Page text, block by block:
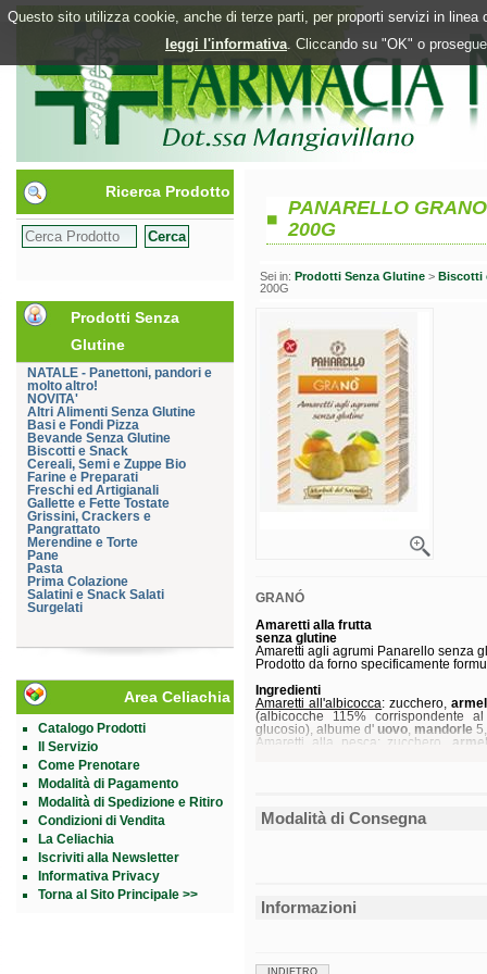
Questo sito utilizza cookie, anche di terze parti, per proporti servizi in
leggi l'informativa. Cliccando su "OK" o
Ricerca Prodotto
Prodotti Senza
Glutine
NATALE - Panettoni, pandori e
molto altro!
NOVITA'
Altri Alimenti Senza Glutine
Basi e Fondi Pizza
Bevande Senza Glutine
Biscotti e Snack
Cereali, Semi e Zuppe Bio
Farine e Preparati
Freschi ed Artigianali
Gallette e Fette Tostate
Grissini, Crackers e
Pangrattato
Merendine e Torte
Pane
Pasta
Prima Colazione
Salatini e Snack Salati
Surgelati
Area Celiachia
Catalogo Prodotti
Il Servizio
Come Prenotare
Modalità di Pagamento
Modalità di Spedizione e Ritiro
Condizioni di Vendita
La Celiachia
Iscriviti alla Newsletter
Informativa Privacy
Torna al Sito Principale >>
PANARELLO
200G
Sei in: Prodotti Senza Glutine > Biscotti
200G
GRANÓ
Amaretti alla frutta
senza glutine
Amaretti agli agrumi Panarello senza
Prodotto da forno specificamente
Ingredienti
Amaretti all'albicocca: zucchero,
(albicocche 115% corrispondente
glucosio), albume d'uovo, mandorle
Amaretti alla pesca : zucchero,
Senzaglutine.
di cui acidi grassi saturi
Carboidrati
Sale
Modalità di Consegna
Informazioni
INDIETRO